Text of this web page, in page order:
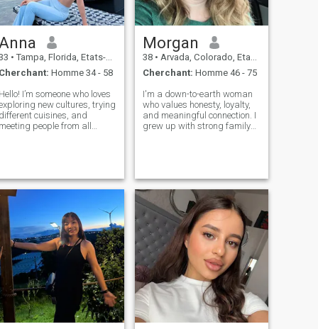
Anna
• Tampa, Florida, Etats-Unis
Cherchant: Homme 34 - 58
Hello! I’m someone who loves
new cultures, trying
different cuisines, and
meeting people from all
beyond borders. In my
time, I e
Morgan
38 • Arvada, Colorado, Etats-Unis
Cherchant: Homme 46 - 75
I'm a down-to-earth woman
who values honesty, loyalty,
and meaningful connection. I
grew up with strong family
balanced life—whether it's
working ha